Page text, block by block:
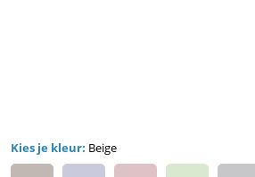
Kies je kleur: Beige